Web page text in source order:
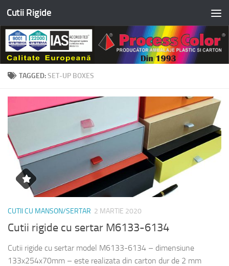
Skip to content
Cutii Rigide
TAGGED:SET-UP BOXES
CUTII CU MANSON/SERTAR 2 MARTIE 2020
Cutii rigide cu sertar M6133-6134
Cutii rigide cu sertar model M6133-6134 – dimensiune
133x254x70mm – este realizata din carton dur de 2 mm